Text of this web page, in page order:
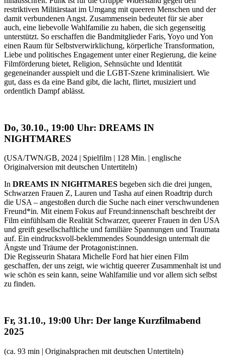
restriktiven Militärstaat im Umgang mit queeren Menschen und der
damit verbundenen Angst. Zusammensein bedeutet für sie aber
auch, eine liebevolle Wahlfamilie zu haben, die sich gegenseitig
unterstützt. So erschaffen die Bandmitglieder Faris, Yoyo und Yon
einen Raum für Selbstverwirklichung, körperliche Transformation,
Liebe und politisches Engagement unter einer Regierung, die keine
Filmförderung bietet, Religion, Sehnsüchte und Identität
gegeneinander ausspielt und die LGBT-Szene kriminalisiert. Wie
gut, dass es da eine Band gibt, die lacht, flirtet, musiziert und
ordentlich Dampf ablässt.
Do, 30.10., 19:00 Uhr: DREAMS IN
NIGHTMARES
(USA/TWN/GB, 2024 | Spielfilm | 128 Min. | englische
Originalversion mit deutschen Untertiteln)
In DREAMS IN NIGHTMARES begeben sich die drei jungen,
Schwarzen Frauen Z, Lauren und Tasha auf einen Roadtrip durch
die USA – angestoßen durch die Suche nach einer verschwundenen
Freund*in. Mit einem Fokus auf Freund:innenschaft beschreibt der
Film einfühlsam die Realität Schwarzer, queerer Frauen in den USA
und greift gesellschaftliche und familiäre Spannungen und Traumata
auf. Ein eindrucksvoll-beklemmendes Sounddesign untermalt die
Ängste und Träume der Protagonist:innen.
Die Regisseurin Shatara Michelle Ford hat hier einen Film
geschaffen, der uns zeigt, wie wichtig queerer Zusammenhalt ist und
wie schön es sein kann, seine Wahlfamilie und vor allem sich selbst
zu finden.
Fr, 31.10., 19:00 Uhr: Der lange Kurzfilmabend
2025
(ca. 93 min | Originalsprachen mit deutschen Untertiteln)